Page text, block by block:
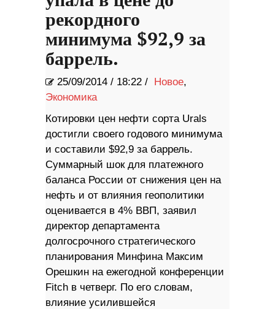
рекордного
минимума $92,9 за
баррель.
25/09/2014 / 18:22 / Новое,
Экономика
Котировки цен нефти сорта Urals
достигли своего годового минимума
и составили $92,9 за баррель.
Суммарный шок для платежного
баланса России от снижения цен на
нефть и от влияния геополитики
оценивается в 4% ВВП, заявил
директор департамента
долгосрочного стратегического
планирования Минфина Максим
Орешкин на ежегодной конференции
Fitch в четверг. По его словам,
влияние усилившейся